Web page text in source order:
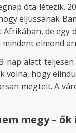
óta létezik.
eljussanak
de egy
elmond
nap alatt
volna, hogy
megtelt. A
megy – ők